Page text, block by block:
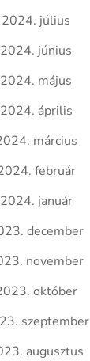
2024. július
2024. június
2024. május
2024. április
március
február
2024. január
december
november
október
szeptember
augusztus